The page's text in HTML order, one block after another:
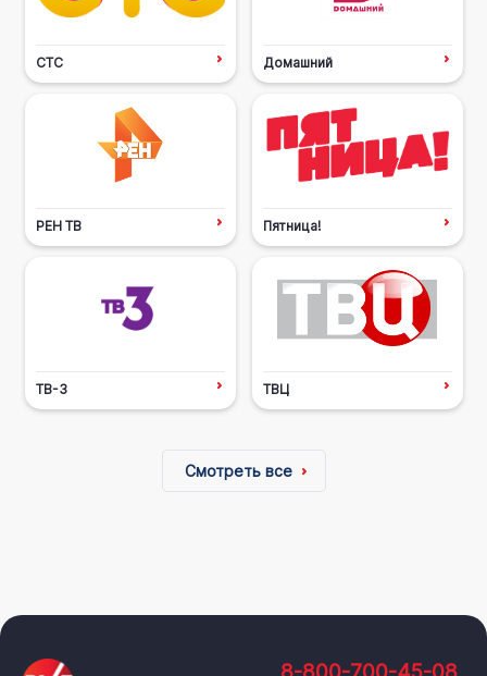
СТС Домашний
РЕН ТВ Пятница!
ТВ-3 ТВЦ
Смотреть все